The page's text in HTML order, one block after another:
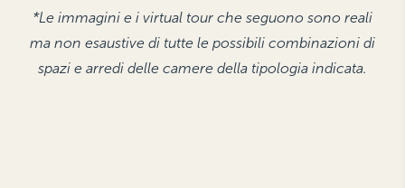
NEW YORK
The Michelangelo
Villa La Favorita
Hotel Villa Michelangelo
*Le immagini e i virtual tour che seguono sono reali
ma non esaustive di tutte le possibili combinazioni di
spazi e arredi delle camere della tipologia indicata.